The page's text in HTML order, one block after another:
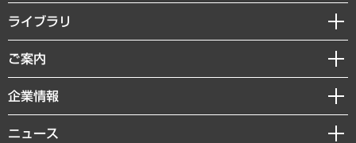
経営戦略
組織・人事戦略
デジタルイノベーション
共生・ダイバーシティ
ライブラリ
経済調査
レポート
コラム
ご案内
セミナー・イベント情報
MUFGビジネスセミナー
受託案件情報
企業情報
私たちの想い
ニュース